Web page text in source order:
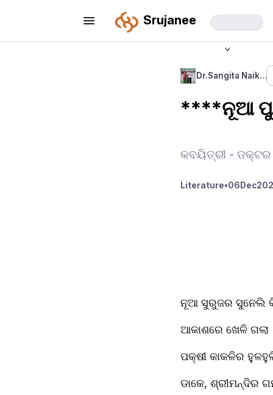
Srujanee
Dr.Sangita Naik…
****ନୂଆ
କବୟିତ୍ରୀ - ଡକ୍ଟର
Literature•06 Dec
ନୂଆ ସୁରୁଜର ସୁନେଲି
ଆକାଶରେ ଖେଳି ଗଲା
ପକ୍ଷୀ କାକଳିର
ଡାକେ, ଶ୍ରୀମନ୍ଦିର